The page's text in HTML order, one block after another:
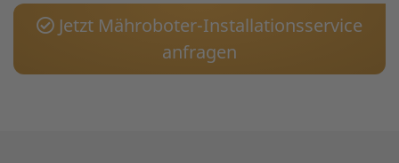
Jetzt Mähroboter-Installationsservice
anfragen